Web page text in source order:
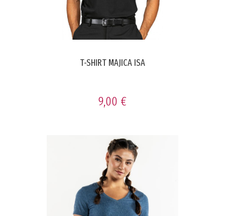
T-SHIRT MAJICA ISA
9,00 €